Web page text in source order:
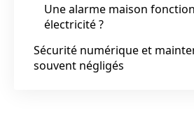
Une alarme maison
électricité ?
Sécurité numérique et
souvent négligés